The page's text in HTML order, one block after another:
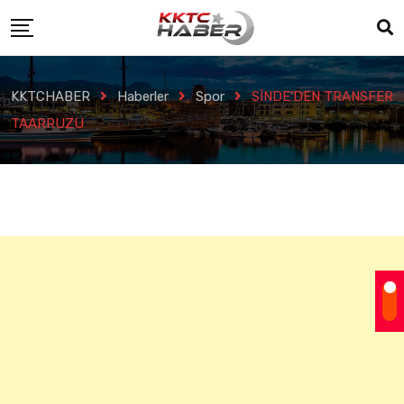
KKTCHABER Haberler Spor
SİNDE’DEN TRANSFER
TAARRUZU